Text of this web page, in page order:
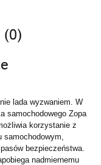
lada wyzwaniem. W
samochodowego Zopa
korzystanie z
bezpieczeństwa.
nadmiernemu